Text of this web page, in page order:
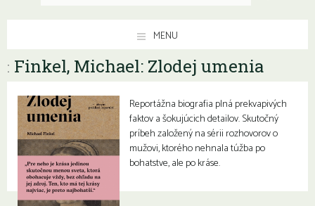
MENU
: Finkel, Michael: Zlodej umenia
Reportážna biografia plná prekvapivých
faktov a šokujúcich detailov. Skutočný
príbeh založený na sérii rozhovorov o
mužovi, ktorého nehnala túžba po
bohatstve, ale po kráse.